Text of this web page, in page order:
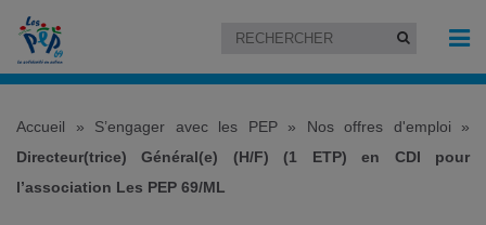
Accueil » S’engager avec les PEP» Nos offres d'emploi »
Directeur(trice) Général(e) (H/F) (1 ETP) en CDI pour
l’association Les PEP 69/ML